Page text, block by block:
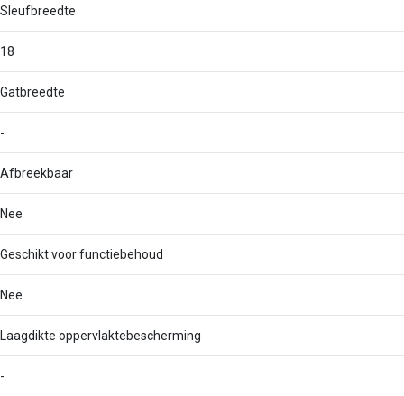
Sleufbreedte
18
Gatbreedte
-
Afbreekbaar
Nee
Geschikt voor functiebehoud
Nee
Laagdikte oppervlaktebescherming
-